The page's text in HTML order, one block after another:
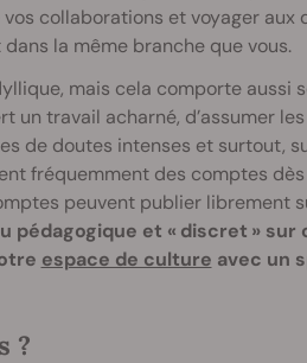
collaborations et voyager aux
la même branche que vous.
mais cela comporte aussi
un travail acharné, d’assumer
de doutes intenses et surtout,
fréquemment des comptes dès
peuvent publier librement
et « discret » sur
espace de culture avec un
?